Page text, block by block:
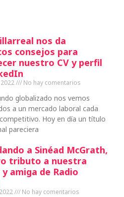
nos da
consejos para
nuestro CV y perfil
No hay comentarios
globalizado nos vemos
a un mercado laboral cada
Hoy en día un título
pareciera
a Sinéad McGrath,
tributo a nuestra
amiga de Radio
No hay comentarios